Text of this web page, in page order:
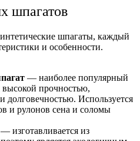
шпагатов
шпагаты, каждый
и особенности.
— наиболее популярный
высокой прочностью,
долговечностью. Используется
и рулонов сена и соломы
— изготавливается из